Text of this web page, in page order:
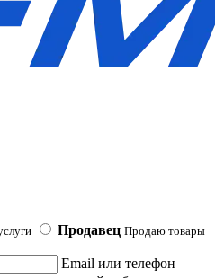
Продавец Продаю товары
Email или телефон